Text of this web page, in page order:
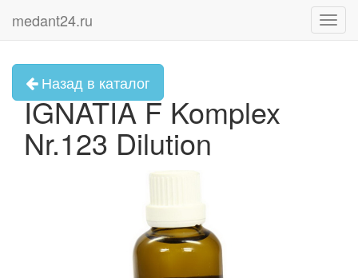
medant24.ru
Назад в каталог
IGNATIA F Komplex
Nr.123 Dilution